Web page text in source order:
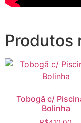
Produtos
Tobogã c/
Bolinha